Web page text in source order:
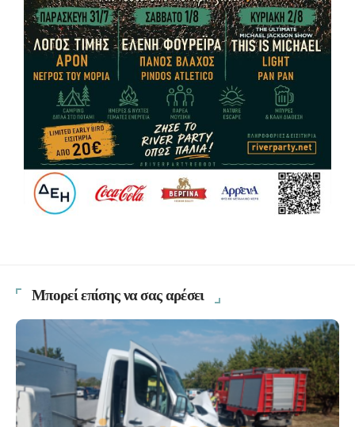
Μπορεί επίσης να σας αρέσει